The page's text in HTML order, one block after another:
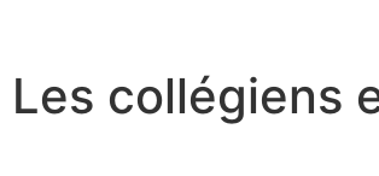
Les collégiens